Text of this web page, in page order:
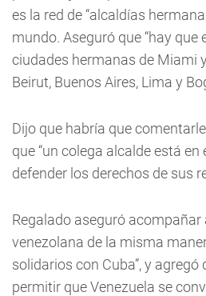
es la red de “alcaldías
mundo. Aseguró que “hay que
ciudades hermanas de Miami
Beirut, Buenos Aires, Lima y
Dijo que habría que
que “un colega alcalde está
defender los derechos de sus
Regalado aseguró acompañar
venezolana de la misma
solidarios con Cuba”, y agregó
permitir que Venezuela se